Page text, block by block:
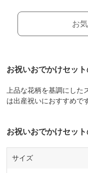
お
お祝いおでかけセッ
上品な花柄を基調にし
は出産祝いにおすすめで
お祝いおでかけセッ
サイズ